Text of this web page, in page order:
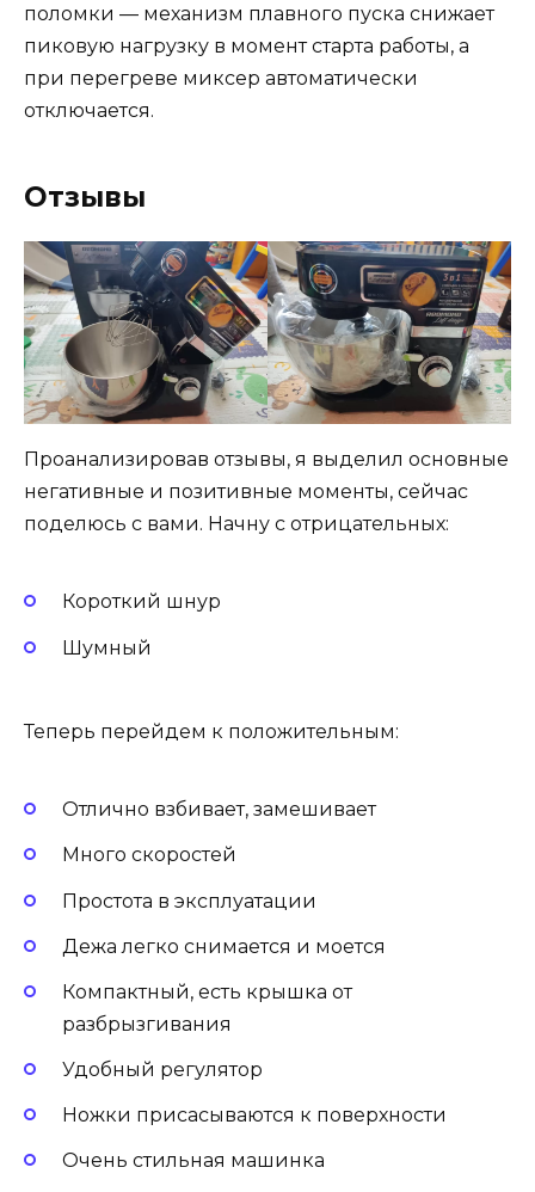
поломки — механизм плавного пуска снижает
пиковую нагрузку в момент старта работы, а
при перегреве миксер автоматически
отключается.
Отзывы
Проанализировав отзывы, я выделил основные
негативные и позитивные моменты, сейчас
поделюсь с вами. Начну с отрицательных:
Короткий шнур
Шумный
Теперь перейдем к положительным:
Отлично взбивает, замешивает
Много скоростей
Простота в эксплуатации
Дежа легко снимается и моется
Компактный, есть крышка от
разбрызгивания
Удобный регулятор
Ножки присасываются к поверхности
Очень стильная машинка